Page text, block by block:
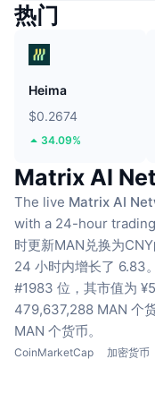
热门
Heima
$0.2674
34.09%
Matrix AI
The live Matrix AI
with a 24-hour
时更新MAN兑换为CNY
24 小时内增长了 6.83。
#1983 位，其市值为
479,637,288 MAN 个
MAN 个货币。
CoinMarketCap 加密货币